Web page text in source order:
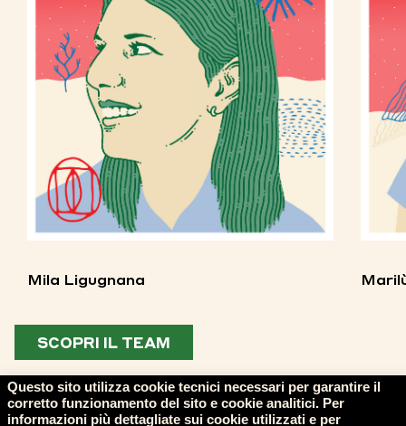
Mila Ligugnana
SCOPRI IL TEAM
Questo sito utilizza cookie tecnici necessari per garantire il
corretto funzionamento del sito e cookie analitici. Per
informazioni più dettagliate sui cookie utilizzati e per